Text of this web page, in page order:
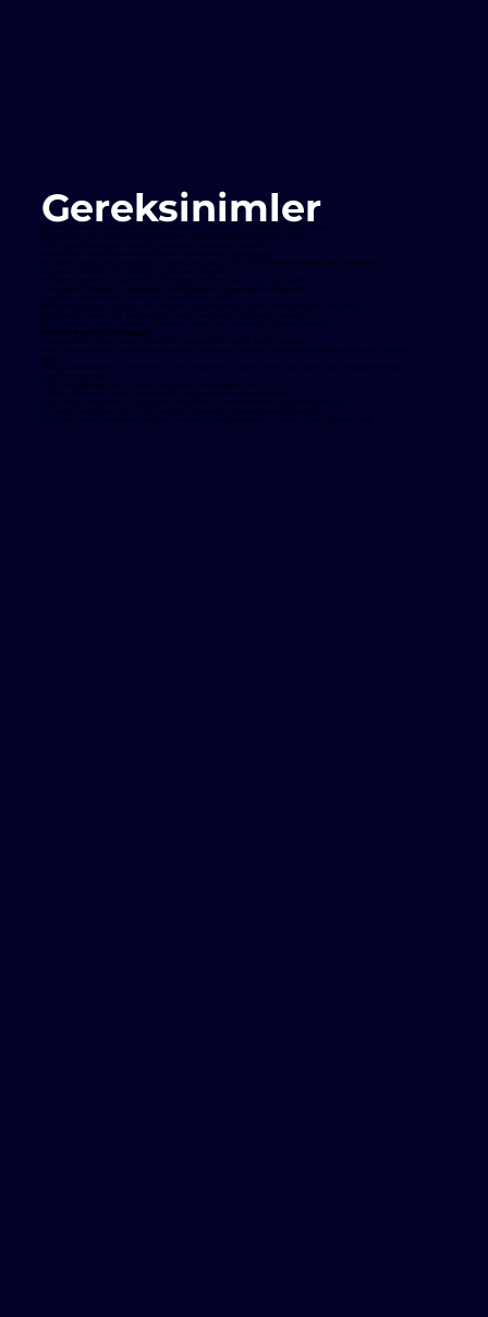
Gereksinimler
Python kullanarak yapay zeka tabanlı sistemleri geliştirmeye ve optimize etmeye istekli.
Bulut tabanlı LLM modelleri ve yerel GenAI modelleri hakkında kapsamlı bilgi.
GPU altyapılarında yerel modelleri ölçekleme konusunda deneyim.
Ses tabanlı yapay zeka modelleri ve sesten sese yapay zeka teknolojileri konusunda bilgi ve deneyim.
Gerçek zamanlı LLM mimarileriyle uygulamalı deneyim.
Linux işletim sistemleri ve performans optimizasyonu konusunda ileri düzey bilgi.
LangChain dahil olmak üzere GenAI çerçevelerine aşinalık.
Vektör depolamanın ve yapay zeka tabanlı uygulamalardaki rolünün derinlemesine anlaşılması.
Bulut tabanlı yapay zeka çözümlerinin dağıtımı ve yönetimi konusunda deneyim.
İstenilen Beceriler ve Deneyim
Bilgisayar Bilimi, Yapay Zeka, Mühendislik veya ilgili bir alanda BS/MS derecesi.
Yapay zeka araştırma ve geliştirme konusunda tutkulu, son teknoloji GenAI teknolojilerine karşı güçlü bir ilgiye
Yazılım mühendisleri, veri bilimcileri ve ürün yöneticileri de dahil olmak üzere işlevler arası ekiplerle işbirliği
Güçlü analitik becerilere ve sürekli iyileştirme zihniyetine sahibim.
Yüksek performanslı yapay zeka destekli uygulamalarda çalışma deneyimi.
Güçlü iletişim becerileri ve yapay zeka mimarilerini ve metodolojilerini belgeleme yeteneği.
Yeni yapay zeka çerçevelerini, araçlarını ve teknolojilerini keşfetme ve bunlara uyum sağlama isteği.